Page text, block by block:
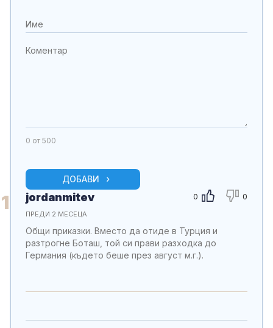
0 от 500
ДОБАВИ
1 0 0
jordanmitev
ПРЕДИ 2 МЕСЕЦА
Общи приказки. Вместо да отиде в Турция и
разтрогне Боташ, той си прави разходка до
Германия (където беше през август м.г.).